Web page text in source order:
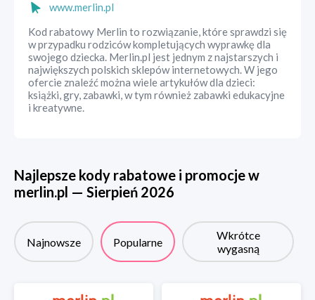
www.merlin.pl
Kod rabatowy Merlin to rozwiązanie, które sprawdzi się
w przypadku rodziców kompletujących wyprawkę dla
swojego dziecka. Merlin.pl jest jednym z najstarszych i
największych polskich sklepów internetowych. W jego
ofercie znaleźć można wiele artykułów dla dzieci:
książki, gry, zabawki, w tym również zabawki edukacyjne
i kreatywne.
Najlepsze kody rabatowe i promocje w
merlin.pl — Sierpień 2026
Najnowsze Popularne
Wkrótce
wygasną